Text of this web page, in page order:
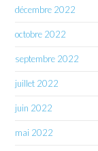
décembre 2022
octobre 2022
septembre 2022
juillet 2022
juin 2022
mai 2022